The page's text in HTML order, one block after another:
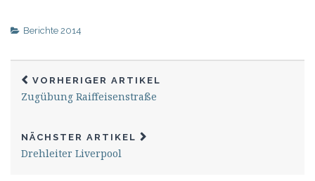
Berichte 2014
VORHERIGER ARTIKEL
Zugübung Raiffeisenstraße
NÄCHSTER ARTIKEL
Drehleiter Liverpool